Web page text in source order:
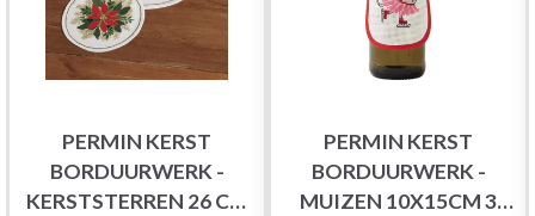
PERMIN KERST
BORDUURWERK -
KERSTSTERREN 26 CM
PERMIN KERST
BORDUURWERK -
MUIZEN 10X15CM 3